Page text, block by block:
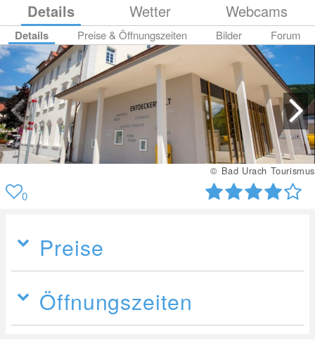
Details Wetter Webcams
Details Preise & Öffnungszeiten Bilder Forum
© Bad Urach Tourismus
0
Preise
Öffnungszeiten